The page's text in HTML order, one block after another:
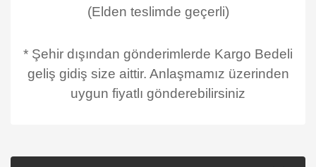
(Elden teslimde geçerli)
* Şehir dışından gönderimlerde Kargo Bedeli
geliş gidiş size aittir. Anlaşmamız üzerinden
uygun fiyatlı gönderebilirsiniz